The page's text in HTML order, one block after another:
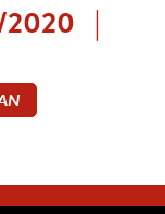
2020 |